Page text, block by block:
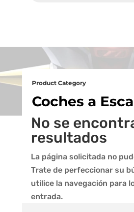
Product Category
Coches a
No se
resultados
La página solicitada no
Trate de perfeccionar su
utilice la navegación para
entrada.